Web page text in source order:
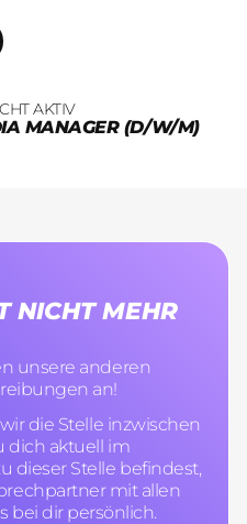
AKTIV
MANAGER (D/W/M)
NICHT MEHR
unsere anderen
an!
die Stelle inzwischen
dich aktuell im
dieser Stelle befindest,
mit allen
bei dir persönlich.